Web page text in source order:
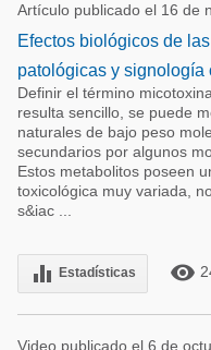
Artículo publicado el 16 de
Efectos biológicos de
patológicas y signología
Definir el término
resulta sencillo, se puede
naturales de bajo peso
secundarios por algunos
Estos metabolitos poseen
toxicológica muy variada,
s&iac ...
equalizer Estadísticas remove_red_eye
Video publicado el 6 de